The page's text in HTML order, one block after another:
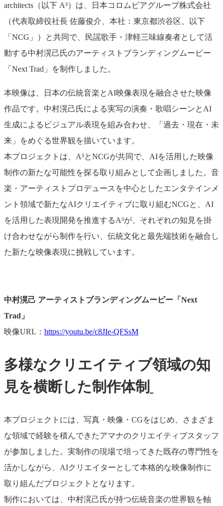
architects（以下 A³）は、日本コロムビアグループ株式会社
（代表取締役社長 佐藤俊介、本社：東京都渋谷区、以下
「NCG」）と共同で、民謡歌手・津軽三味線奏者として活
動する中村滉己氏のアーティストブランディングムービー
「Next Trad」を制作しました。
本映像は、日本の伝統音楽とAI映像表現を融合させた映像
作品です。中村滉己氏による実写の演奏・歌唱シーンとAI
生成によるビジュアル表現を組み合わせ、「過去・現在・未
来」をめぐる世界観を描いています。
本プロジェクトは、A³とNCGが共同で、AIを活用した映像
制作の新たな可能性を探る取り組みとして企画しました。音
楽・アーティストプロデュースを中心としたエンタテインメ
ント領域で新たなAIクリエイティブに取り組むNCGと、AI
を活用した表現開発を推進するA³が、それぞれの知見を掛
け合わせながら制作を行い、伝統文化と最先端技術を融合し
た新たな映像表現に挑戦しています。
中村滉己 アーティストブランディングムービー「Next
Trad」
映像URL： https://youtu.be/c8JIe-QFSsM
多様なクリエイティブ領域の知
見を横断した制作体制
本プロジェクトには、写真・映像・CGをはじめ、さまざま
な領域で経験を積んできたアマナのクリエイティブスタッフ
が参加しました。実制作の現場で培ってきた既存の専門性を
活かしながら、AIクリエイターとして本格的な映像制作に
取り組んだプロジェクトとなります。
制作においては、中村滉己氏が持つ伝統音楽の世界観を軸